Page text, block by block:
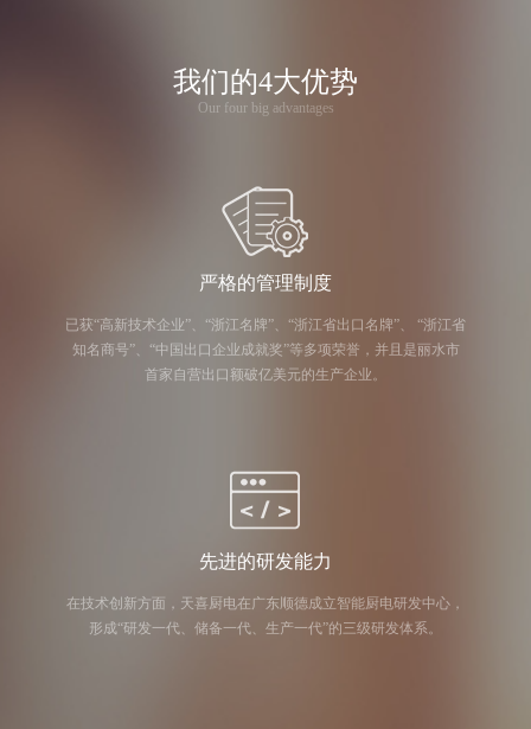
我们的4大优势
Our four big advantages
严格的管理制度
已获“高新技术企业”、“浙江名牌”、“浙江省出口名牌”、 “浙江省
知名商号”、“中国出口企业成就奖”等多项荣誉，并且是丽水市
首家自营出口额破亿美元的生产企业。
先进的研发能力
在技术创新方面，天喜厨电在广东顺德成立智能厨电研发中心，
形成“研发一代、储备一代、生产一代”的三级研发体系。